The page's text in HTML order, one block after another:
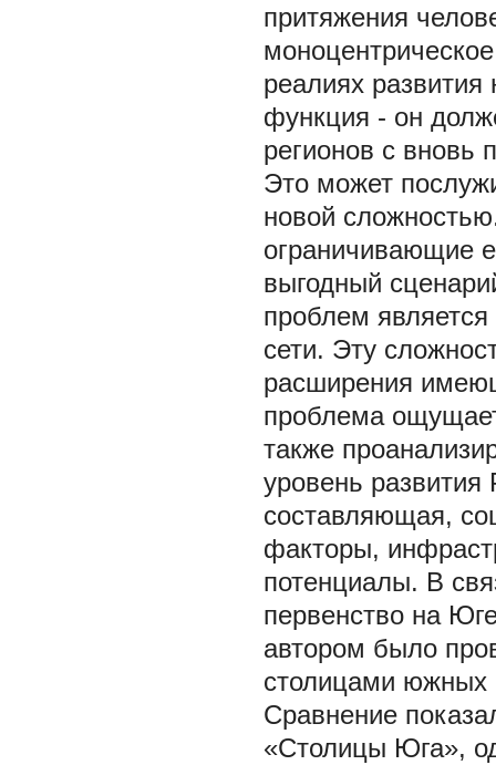
притяжения
реалиях
функция - он
регионов с
Это может
новой
ограничивающие
выгодный
проблем
сети. Эту
расширения
проблема
также
уровень
составляющая,
факторы,
потенциалы. В
первенство на
автором было
столицами южных
Сравнение
«Столицы Юга»,